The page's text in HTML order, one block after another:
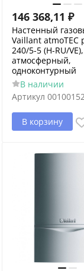
146 368,11 ₽
Настенный
Vaillant atmoTEC
240/5-5 (H-RU/VE),
атмосферный,
одноконтурный
В наличии
Артикул
В корзину